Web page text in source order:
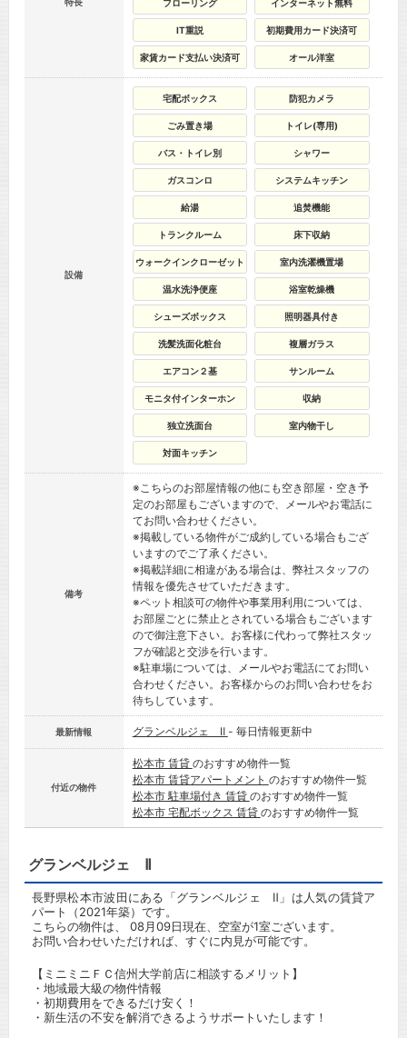
フローリング インターネット無料
IT重説 初期費用カード決済可
家賃カード支払い決済可 オール洋室
設備
宅配ボックス 防犯カメラ
ごみ置き場 トイレ(専用)
バス・トイレ別 シャワー
ガスコンロ システムキッチン
給湯 追焚機能
トランクルーム 床下収納
ウォークインクローゼット 室内洗濯機置場
温水洗浄便座 浴室乾燥機
シューズボックス 照明器具付き
洗髪洗面化粧台 複層ガラス
エアコン２基 サンルーム
モニタ付インターホン 収納
独立洗面台 室内物干し
対面キッチン
備考
※こちらのお部屋情報の他にも空き部屋・空き予
定のお部屋もございますので、メールやお電話に
てお問い合わせください。
※掲載している物件がご成約している場合もござ
いますのでご了承ください。
※掲載詳細に相違がある場合は、弊社スタッフの
情報を優先させていただきます。
※ペット相談可の物件や事業用利用については、
お部屋ごとに禁止とされている場合もございます
ので御注意下さい。お客様に代わって弊社スタッ
フが確認と交渉を行います。
※駐車場については、メールやお電話にてお問い
合わせください。お客様からのお問い合わせをお
待ちしています。
最新情報 グランベルジェ Ⅱ - 毎日情報更新中
付近の物件
松本市 賃貸 のおすすめ物件一覧
松本市 賃貸アパートメント のおすすめ物件一覧
松本市 駐車場付き 賃貸 のおすすめ物件一覧
松本市 宅配ボックス 賃貸 のおすすめ物件一覧
グランベルジェ Ⅱ
長野県松本市波田にある「グランベルジェ Ⅱ」は人気の賃貸ア
パート（2021年築）です。
こちらの物件は、 08月09日現在、空室が1室ございます。
お問い合わせいただければ、すぐに内見が可能です。
【ミニミニＦＣ信州大学前店に相談するメリット】
・地域最大級の物件情報
・初期費用をできるだけ安く！
・新生活の不安を解消できるようサポートいたします！